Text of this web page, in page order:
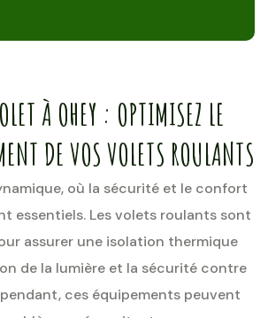
À OHEY : OPTIMISEZ LE
DE VOS VOLETS ROULANTS
où la sécurité et le confort
essentiels. Les volets roulants sont
assurer une isolation thermique
de la lumière et la sécurité contre
ces équipements peuvent